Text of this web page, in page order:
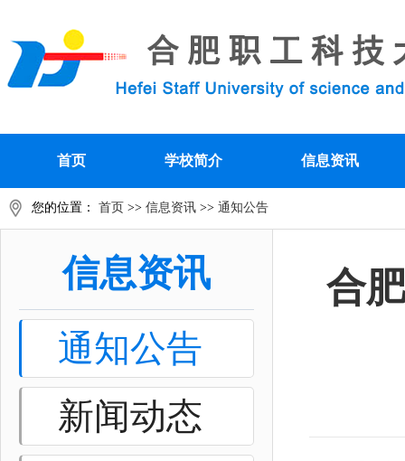
首页 学校简介 信息资讯
您的位置： 首页 >> 信息资讯 >> 通知公告
信息资讯
通知公告
新闻动态
合